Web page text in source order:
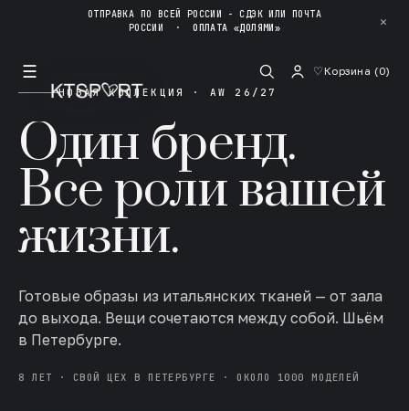
ОТПРАВКА ПО ВСЕЙ РОССИИ - СДЭК ИЛИ ПОЧТА
РОССИИ ·ОПЛАТА «ДОЛЯМИ» ✕
☰ ♡Корзина (0)
НОВАЯ КОЛЛЕКЦИЯ · AW 26/27
Один бренд.
Все роли вашей
жизни.
Готовые образы из итальянских тканей — от зала
до выхода. Вещи сочетаются между собой. Шьём
в Петербурге.
8 ЛЕТ · СВОЙ ЦЕХ В ПЕТЕРБУРГЕ · ОКОЛО 1000 МОДЕЛЕЙ